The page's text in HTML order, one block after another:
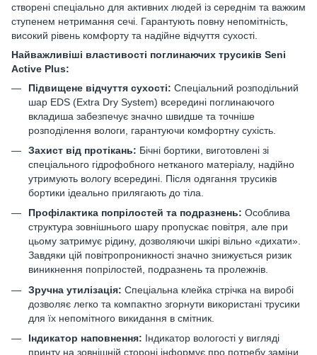
створені спеціально для активних людей із середнім та важким
ступенем нетримання сечі. Гарантують повну непомітність,
високий рівень комфорту та надійне відчуття сухості.
Найважливіші властивості поглинаючих трусиків Seni
Active Plus:
Підвищене відчуття сухості: Спеціальний розподільний
шар EDS (Extra Dry System) всередині поглинаючого
вкладиша забезпечує значно швидше та точніше
розподілення вологи, гарантуючи комфортну сухість.
Захист від протікань: Бічні бортики, виготовлені зі
спеціального гідрофобного нетканого матеріалу, надійно
утримують вологу всередині. Після одягання трусиків
бортики ідеально прилягають до тіла.
Профілактика попрілостей та подразнень: Особлива
структура зовнішнього шару пропускає повітря, але при
цьому затримує рідину, дозволяючи шкірі вільно «дихати».
Завдяки цій повітропроникності значно знижується ризик
виникнення попрілостей, подразнень та пролежнів.
Зручна утилізація: Спеціальна клейка стрічка на виробі
дозволяє легко та компактно згорнути використані трусики
для їх непомітного викидання в смітник.
Індикатор наповнення: Індикатор вологості у вигляді
принту на зовнішній стороні інформує про потребу заміни